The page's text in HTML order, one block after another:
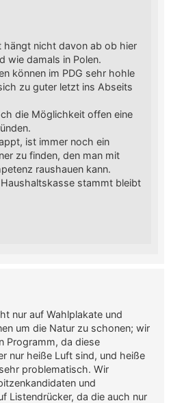
hängt nicht davon ab ob hier
wie damals in Polen.
können im PDG sehr hohle
zu guter letzt ins Abseits
die Möglichkeit offen eine
ist immer noch ein
zu finden, den man mit
raushauen kann.
stammt bleibt
nur auf Wahlplakate und
um die Natur zu schonen; wir
Programm, da diese
nur heiße Luft sind, und heiße
problematisch. Wir
und
Listendrücker, da die auch nur